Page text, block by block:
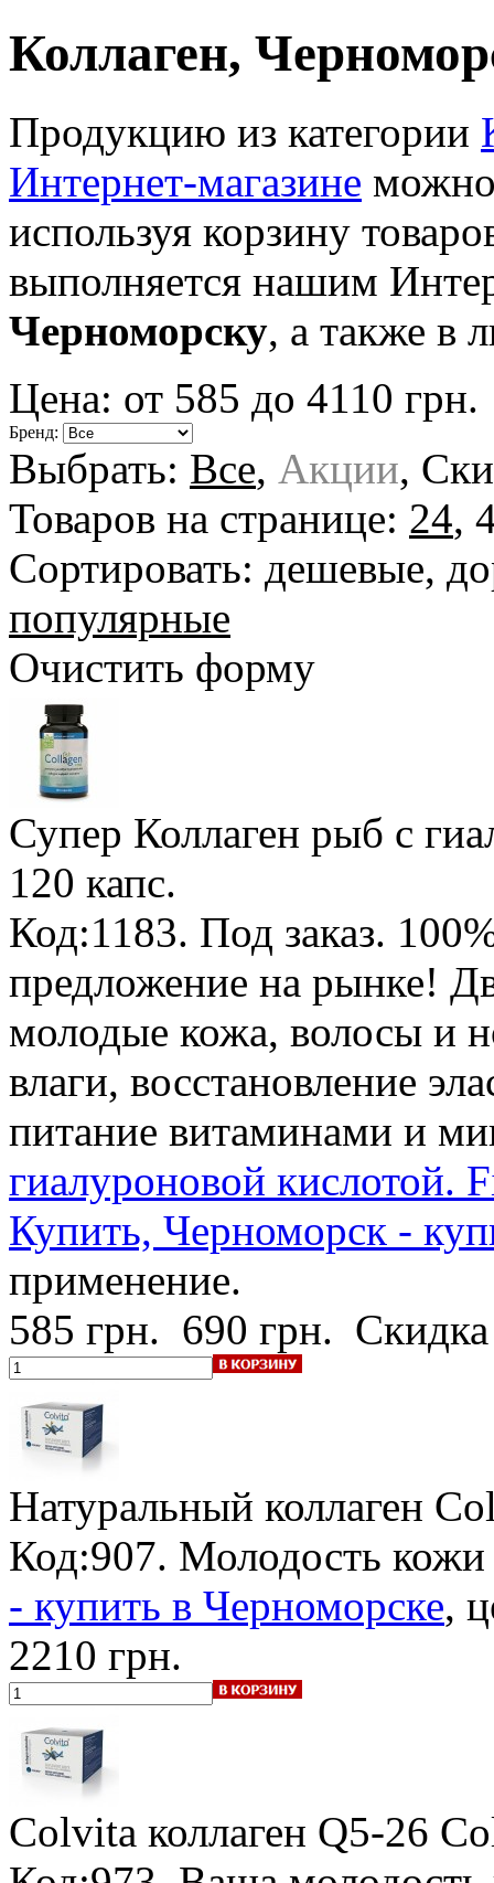
Коллаген,
Продукцию из категории
Интернет-магазине
используя корзину
выполняется нашим
Черноморску, а также в
Цена: от 585 до 4110 грн.
Бренд:
Выбрать: Все, Акции,
Товаров на странице: 24,
Сортировать: дешевые,
популярные
Очистить форму
Супер Коллаген рыб с
120 капс.
Код:1183. Под заказ.
предложение на рынке!
молодые кожа, волосы и
влаги, восстановление
питание витаминами и
гиалуроновой кислотой.
Купить, Черноморск -
применение.
585 грн. 690 грн.
Натуральный коллаген
Код:907. Молодость кожи
- купить в Черноморске,
2210 грн.
Colvita коллаген Q5-26